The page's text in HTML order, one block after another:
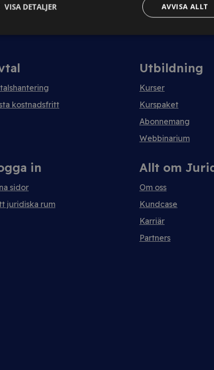
kostnadsfritt
Utbildning
Kurser
Kurspaket
Abonnemang
Webbinarium
in
sidor
juridiska rum
Allt om
Om oss
Kundcase
Karriär
Partners
AVVISA ALLT
VISA DETALJER